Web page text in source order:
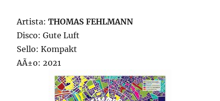
Artista:THOMAS FEHLMANN
Disco: Gute Luft
Sello: Kompakt
AÃ±o: 2021